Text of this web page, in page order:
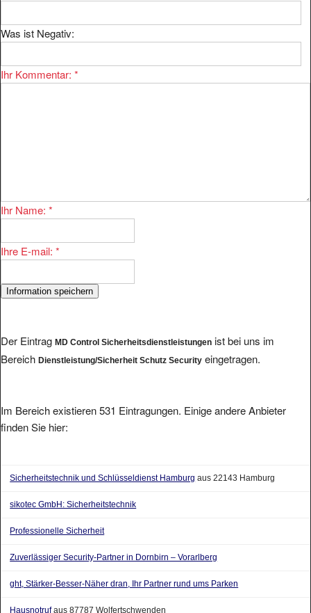
Was ist Negativ:
Ihr Kommentar: *
Ihr Name: *
Ihre E-mail: *
Der Eintrag MD Control Sicherheitsdienstleistungen ist bei uns im
Bereich Dienstleistung/Sicherheit Schutz Security eingetragen.
Im Bereich existieren 531 Eintragungen. Einige andere Anbieter
finden Sie hier:
Sicherheitstechnik und Schlüsseldienst Hamburg aus 22143 Hamburg
sikotec GmbH: Sicherheitstechnik
Professionelle Sicherheit
Zuverlässiger Security-Partner in Dornbirn – Vorarlberg
ght, Stärker-Besser-Näher dran, Ihr Partner rund ums Parken
Hausnotrufaus 87787 Wolfertschwenden